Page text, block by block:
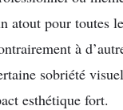
atout pour toutes
à
sobriété
esthétique fort.